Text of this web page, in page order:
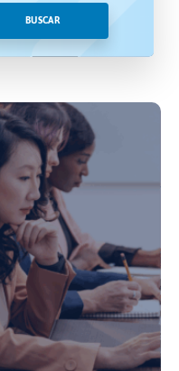
BUSCAR